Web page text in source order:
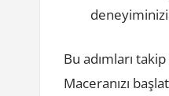
Bu adımları
Maceranızı